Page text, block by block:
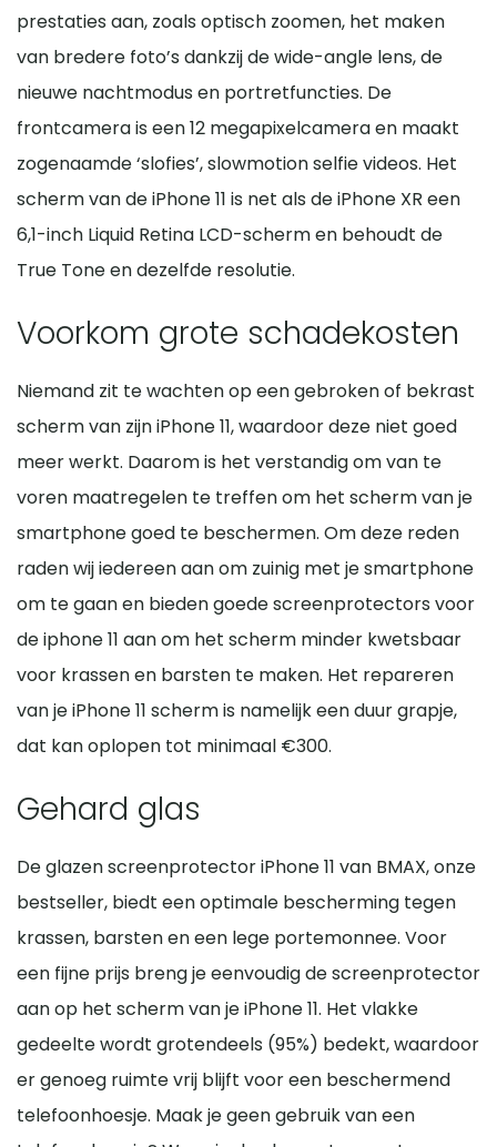
prestaties aan, zoals optisch zoomen, het maken
van bredere foto’s dankzij de wide-angle lens, de
nieuwe nachtmodus en portretfuncties. De
frontcamera is een 12 megapixelcamera en maakt
zogenaamde ‘slofies’, slowmotion selfie videos. Het
scherm van de iPhone 11 is net als de iPhone XR een
6,1-inch Liquid Retina LCD-scherm en behoudt de
True Tone en dezelfde resolutie.
Voorkom grote schadekosten
Niemand zit te wachten op een gebroken of bekrast
scherm van zijn iPhone 11, waardoor deze niet goed
meer werkt. Daarom is het verstandig om van te
voren maatregelen te treffen om het scherm van je
smartphone goed te beschermen. Om deze reden
raden wij iedereen aan om zuinig met je smartphone
om te gaan en bieden goede screenprotectors voor
de iphone 11 aan om het scherm minder kwetsbaar
voor krassen en barsten te maken. Het repareren
van je iPhone 11 scherm is namelijk een duur grapje,
dat kan oplopen tot minimaal €300.
Gehard glas
De glazen screenprotector iPhone 11 van BMAX, onze
bestseller, biedt een optimale bescherming tegen
krassen, barsten en een lege portemonnee. Voor
een fijne prijs breng je eenvoudig de screenprotector
aan op het scherm van je iPhone 11. Het vlakke
gedeelte wordt grotendeels (95%) bedekt, waardoor
er genoeg ruimte vrij blijft voor een beschermend
telefoonhoesje. Maak je geen gebruik van een